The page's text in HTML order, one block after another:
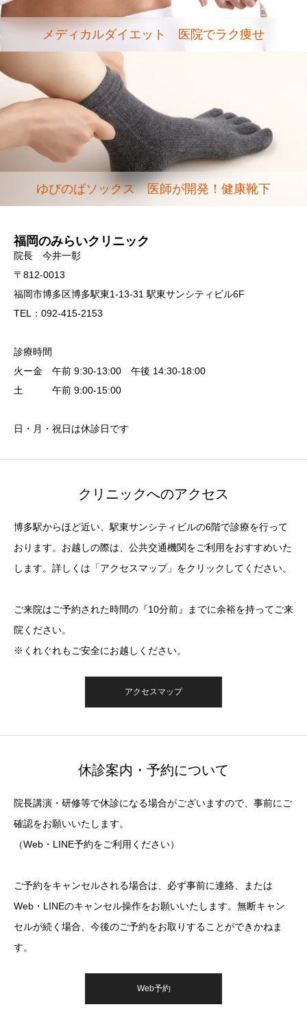
メディカルダイエット 医院でラク痩せ
ゆびのばソックス 医師が開発！健康靴下
福岡のみらいクリニック
院長 今井一彰
〒812-0013
福岡市博多区博多駅東1-13-31 駅東サンシティビル6F
TEL：092-415-2153
診療時間
火ー金 午前 9:30-13:00 午後 14:30-18:00
土 午前 9:00-15:00
日・月・祝日は休診日です
クリニックへのアクセス
博多駅からほど近い、駅東サンシティビルの6階で診療を行って
おります。お越しの際は、公共交通機関をご利用をおすすめいた
します。詳しくは「アクセスマップ」をクリックしてください。
ご来院はご予約された時間の『10分前』までに余裕を持ってご来
院ください。
※くれぐれもご安全にお越しください。
アクセスマップ
休診案内・予約について
院長講演・研修等で休診になる場合がございますので、事前にご
確認をお願いいたします。
（Web・LINE予約をご利用ください）
ご予約をキャンセルされる場合は、必ず事前に連絡、または
Web・LINEのキャンセル操作をお願いいたします。無断キャン
セルが続く場合、今後のご予約をお取りすることができかねま
す。
Web予約